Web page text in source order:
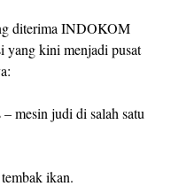
diterima INDOKOM
yang kini menjadi pusat
mesin judi di salah satu
ikan.